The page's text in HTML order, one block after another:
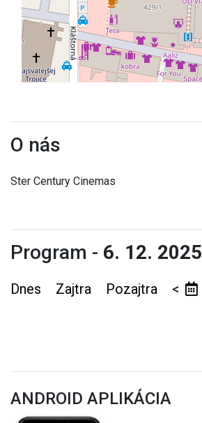
O nás
Ster Century Cinemas
Program - 6. 12. 2025
Dnes Zajtra Pozajtra <
ANDROID APLIKÁCIA